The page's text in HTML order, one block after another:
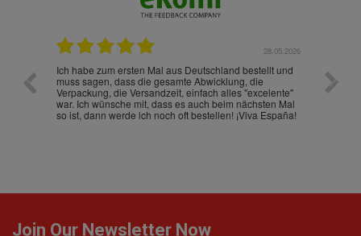
28.05.2026
Ich habe zum ersten Mal aus Deutschland bestellt und
muss sagen, dass die gesamte Abwicklung, die
Verpackung, die Versandzeit, einfach alles "excelente"
war. Ich wünsche mit, dass es auch beim nächsten Mal
so ist, dann werde ich noch oft bestellen! ¡Viva España!
Die
gut
ist
Join Our Newsletter Now